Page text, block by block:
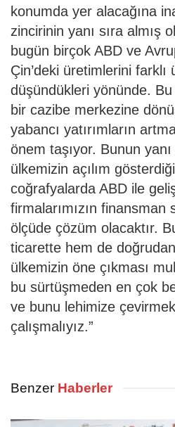
konumda yer alacağına
zincirinin yanı sıra almış
bugün birçok ABD ve
Çin’deki üretimlerini farklı
düşündükleri yönünde. Bu
bir cazibe merkezine
yabancı yatırımların
önem taşıyor. Bunun
ülkemizin açılım
coğrafyalarda ABD ile
firmalarımızın
ölçüde çözüm olacaktır.
ticarette hem de
ülkemizin öne çıkması
bu sürtüşmeden en çok
ve bunu lehimize
çalışmalıyız.”
Benzer Haberler